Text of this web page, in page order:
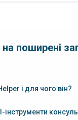
на поширені
і для чого він?